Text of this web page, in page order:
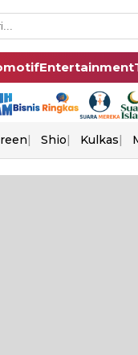
Entertainment
Shio Kulkas